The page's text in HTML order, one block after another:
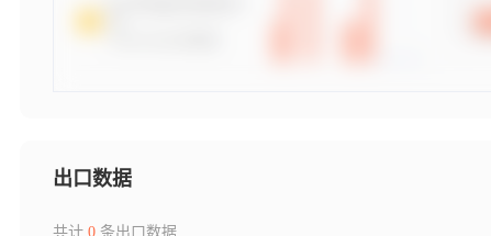
出口数据
共计 0条出口数据